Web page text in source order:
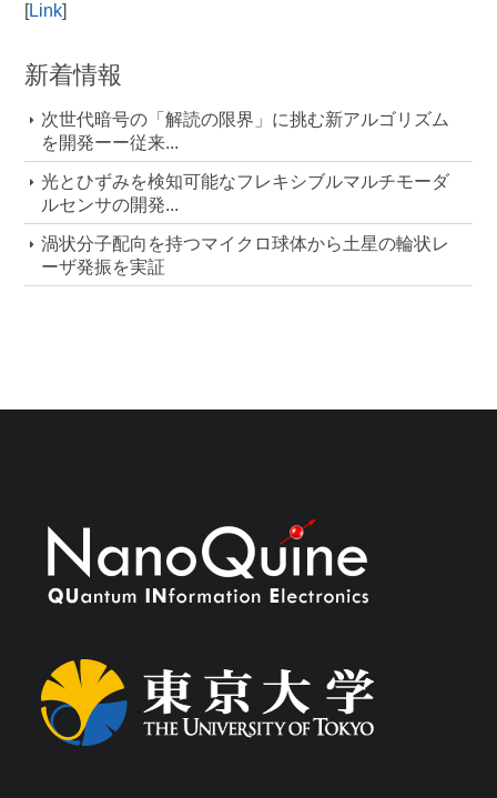
[Link]
新着情報
次世代暗号の「解読の限界」に挑む新アルゴリズム
を開発ーー従来...
光とひずみを検知可能なフレキシブルマルチモーダ
ルセンサの開発...
渦状分子配向を持つマイクロ球体から土星の輪状レ
ーザ発振を実証